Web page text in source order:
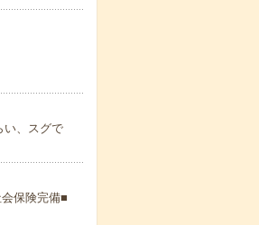
、スグで
保険完備■